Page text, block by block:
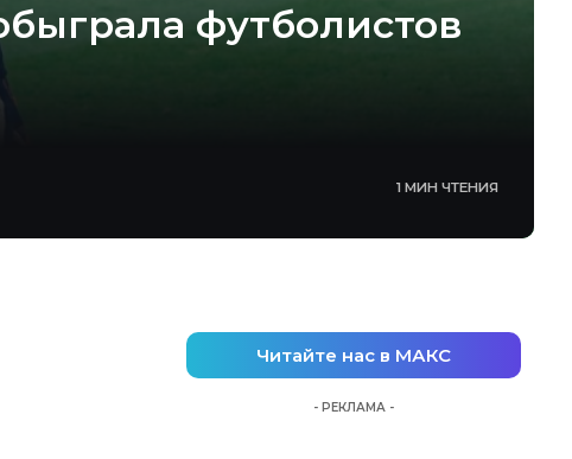
футболистов
1 МИН ЧТЕНИЯ
Читайте нас в МАКС
- РЕКЛАМА -